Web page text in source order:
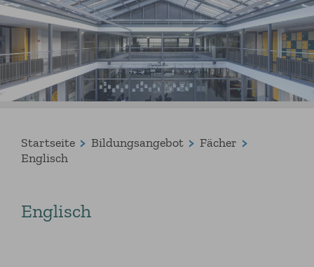
Startseite Bildungsangebot
Fächer
Englisch
Englisch